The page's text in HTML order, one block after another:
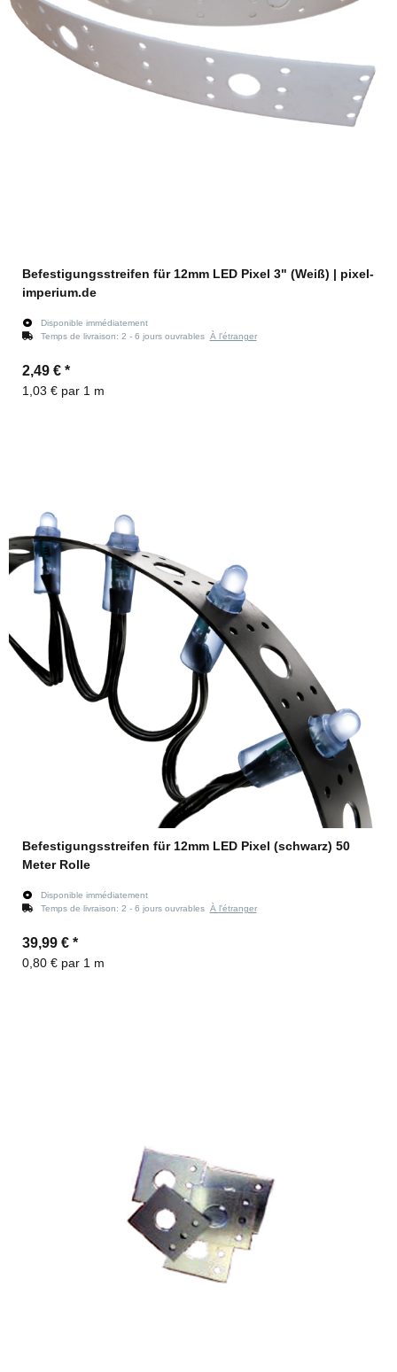
Befestigungsstreifen für 12mm LED Pixel 3" (Weiß) | pixel-
imperium.de
Disponible immédiatement
Temps de livraison: 2 - 6 jours ouvrables À l'étranger
2,49 € *
1,03 € par 1 m
Befestigungsstreifen für 12mm LED Pixel (schwarz) 50
Meter Rolle
Disponible immédiatement
Temps de livraison: 2 - 6 jours ouvrables À l'étranger
39,99 € *
0,80 € par 1 m